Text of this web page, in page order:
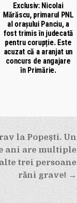
Exclusiv: Nicolai
Mărăscu, primarul PNL
al orașului Panciu, a
fost trimis în judecată
pentru corupție. Este
acuzat că a aranjat un
concurs de angajare
în Primărie.
la Popești. Un
ani are multiple
trei persoane
răni grave! →